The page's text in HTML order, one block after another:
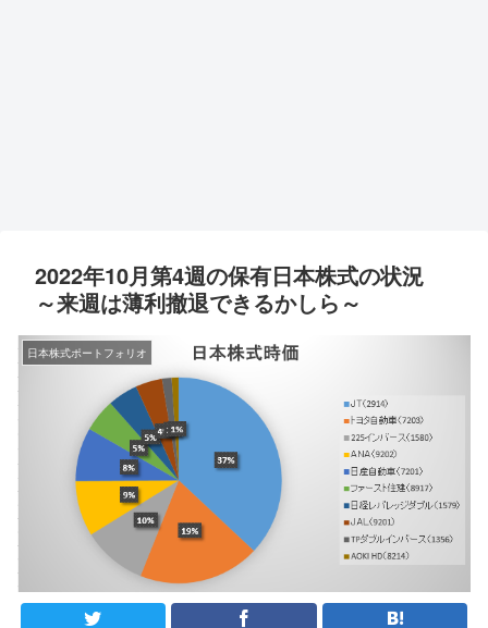
2022年10月第4週の保有日本株式の状況
～来週は薄利撤退できるかしら～
日本株式ポートフォリオ